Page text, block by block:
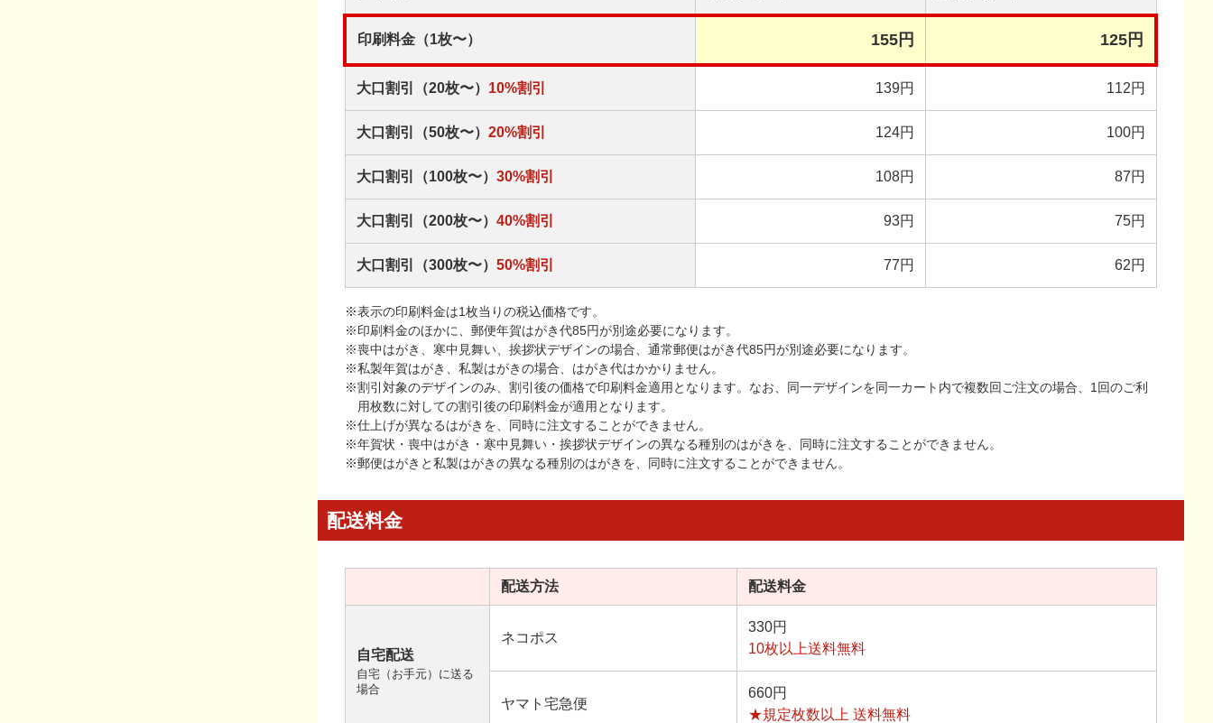
印刷料金（1枚〜） 155円 125円
大口割引（20枚〜） 10%割引 139円 112円
大口割引（50枚〜） 20%割引 124円 100円
大口割引（100枚〜） 30%割引 108円 87円
大口割引（200枚〜） 40%割引 93円 75円
大口割引（300枚〜） 50%割引 77円 62円
※表示の印刷料金は1枚当りの税込価格です。
※印刷料金のほかに、郵便年賀はがき代85円が別途必要になります。
※喪中はがき、寒中見舞い、挨拶状デザインの場合、通常郵便はがき代85円が別途必要になります。
※私製年賀はがき、私製はがきの場合、はがき代はかかりません。
※割引対象のデザインのみ、割引後の価格で印刷料金適用となります。なお、同一デザインを同一カート内で複数回ご注文の場合、1回のご利
用枚数に対しての割引後の印刷料金が適用となります。
※仕上げが異なるはがきを、同時に注文することができません。
※年賀状・喪中はがき・寒中見舞い・挨拶状デザインの異なる種別のはがきを、同時に注文することができません。
※郵便はがきと私製はがきの異なる種別のはがきを、同時に注文することができません。
配送料金
配送方法 配送料金
自宅配送
自宅（お手元）に送る
場合
ネコポス
330円
10枚以上送料無料
ヤマト宅急便
660円
★規定枚数以上 送料無料